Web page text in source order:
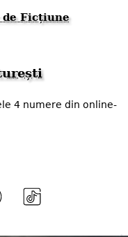
Ficțiune
4 numere din online-